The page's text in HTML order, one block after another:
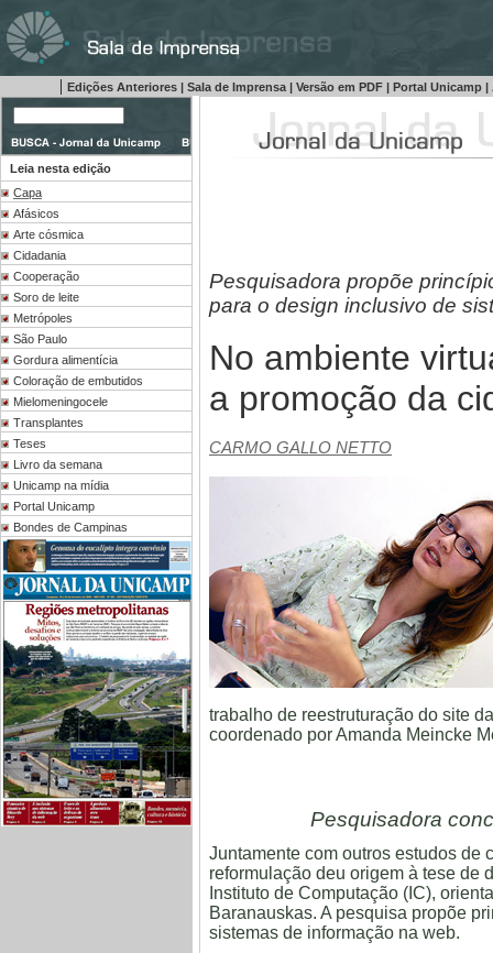
| Edições Anteriores | Sala de Imprensa | Versão em PDF | Portal Unicamp |
Leia nesta edição
Capa
Afásicos
Arte cósmica
Cidadania
Cooperação
Soro de leite
Metrópoles
São Paulo
Gordura alimentícia
Coloração de embutidos
Mielomeningocele
Transplantes
Teses
Livro da semana
Unicamp na mídia
Portal Unicamp
Bondes de Campinas
Pesquisadora propõe
para o design inclusivo de
No ambiente
a promoção da
CARMO GALLO NETTO
trabalho de reestruturação do site
coordenado por Amanda Meincke
Pesquisadora
Juntamente com outros estudos de
reformulação deu origem à tese de
Instituto de Computação (IC),
Baranauskas. A pesquisa propõe
sistemas de informação na web.